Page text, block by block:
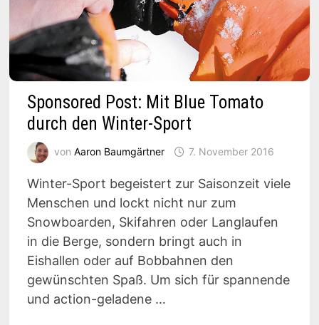
Sponsored Post: Mit Blue Tomato
durch den Winter-Sport
von Aaron Baumgärtner 7. November 2016
Winter-Sport begeistert zur Saisonzeit viele
Menschen und lockt nicht nur zum
Snowboarden, Skifahren oder Langlaufen
in die Berge, sondern bringt auch in
Eishallen oder auf Bobbahnen den
gewünschten Spaß. Um sich für spannende
und action-geladene …